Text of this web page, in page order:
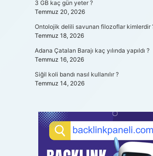
3 GB kaç gün yeter ?
Temmuz 20, 2026
Ontolojik delili savunan filozoflar kimlerdir
Temmuz 18, 2026
Adana Çatalan Barajı kaç yılında yapıldı ?
Temmuz 16, 2026
Siğil koli bandı nasıl kullanılır ?
Temmuz 14, 2026